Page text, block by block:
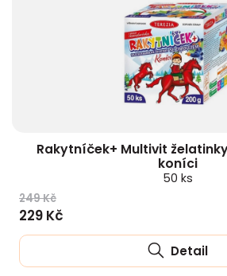
Rakytníček+ Multivit
koníci
50 ks
249 Kč
229 Kč
Detail